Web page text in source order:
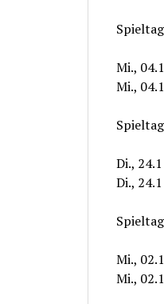
Mi.,
Mi.,
Di.,
Di.,
Mi.,
Mi.,